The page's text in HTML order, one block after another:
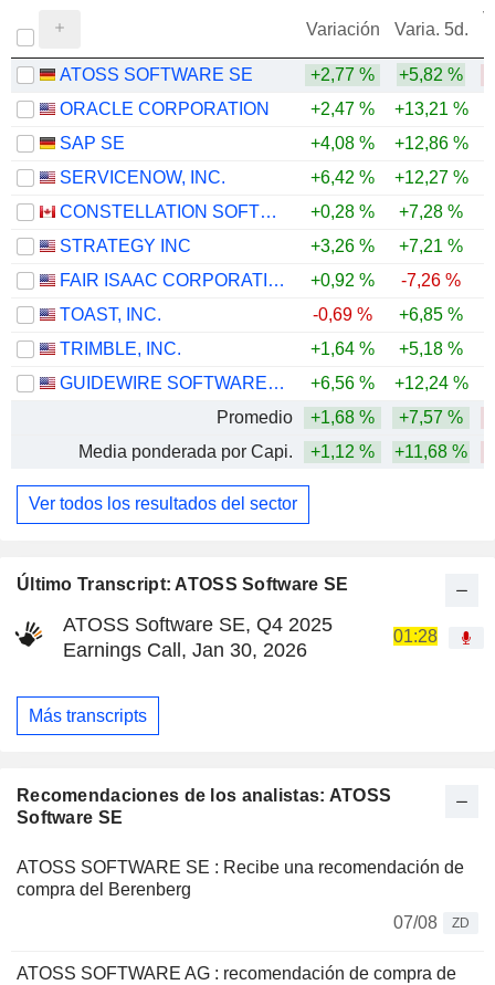
Último Transcript: ATOSS Software SE
ATOSS Software SE, Q4 2025
Earnings Call, Jan 30, 2026
01:28
Más transcripts
Recomendaciones de los analistas: ATOSS
Software SE
ATOSS SOFTWARE SE : Recibe una recomendación de
compra del Berenberg
07/08
ZD
ATOSS SOFTWARE AG : recomendación de compra de
Variación Varia. 5d.
ATOSS SOFTWARE SE +2,77 % +5,82 %
ORACLE CORPORATION
+2,47 % +13,21 %
SAP SE
+4,08 % +12,86 %
SERVICENOW, INC.
+6,42 % +12,27 %
CONSTELLATION SOFTWARE INC.
+0,28 % +7,28 %
STRATEGY INC
+3,26 % +7,21 %
FAIR ISAAC CORPORATION
+0,92 % -7,26 %
TOAST, INC.
-0,69 % +6,85 %
TRIMBLE, INC.
+1,64 % +5,18 %
GUIDEWIRE SOFTWARE, INC.
+6,56 % +12,24 %
Promedio
+1,68 % +7,57 %
Media ponderada por Capi.
+1,12 % +11,68 %
Ver todos los resultados del sector